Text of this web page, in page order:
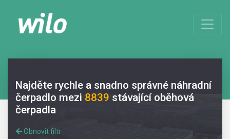
Najděte rychle a snadno správné náhradní
čerpadlo mezi 8839 stávající oběhová
čerpadla
Obnovit filtr